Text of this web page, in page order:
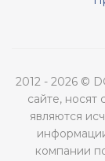
2012 - 2026 ©
сайте,
являются
компании